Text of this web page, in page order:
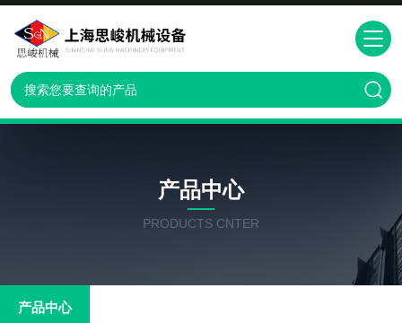
产品中心
PRODUCTS CNTER
产品中心